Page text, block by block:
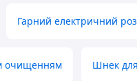
Гарний електричний
очищенням Шнек